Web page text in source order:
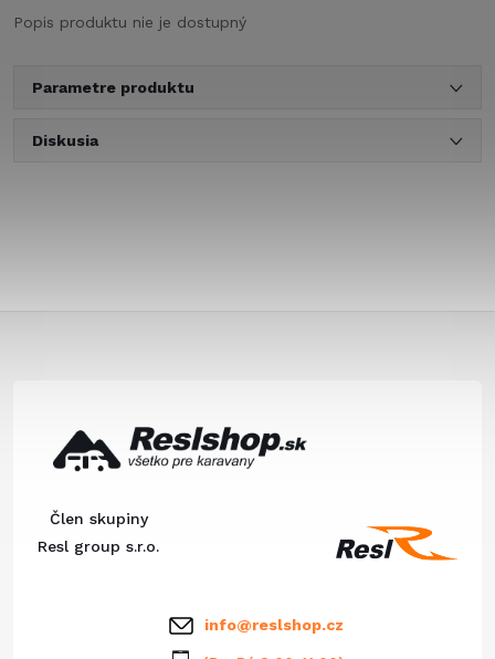
Popis produktu nie je dostupný
Parametre produktu
Diskusia
Člen skupiny
Resl group s.r.o.
info@reslshop.cz